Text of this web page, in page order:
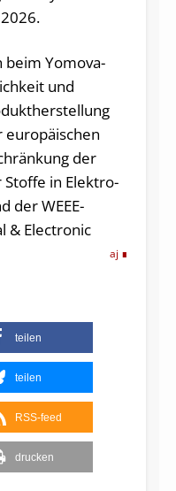
Yomova-
und
europäischen
der
in Elektro-
der WEEE-
& Electronic
aj
teilen
teilen
RSS-feed
drucken